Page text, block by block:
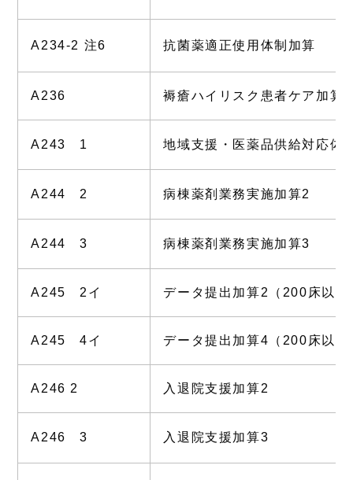
A234-2 注6 抗菌薬適正使用体制加算
A236 褥瘡ハイリスク患者ケア加算
A243 1 地域支援・医薬品供給対応体
A244 2 病棟薬剤業務実施加算2
A244 3 病棟薬剤業務実施加算3
A245 2イ データ提出加算2（200床以上
A245 4イ データ提出加算4（200床以上
A246 2 入退院支援加算2
A246 3 入退院支援加算3